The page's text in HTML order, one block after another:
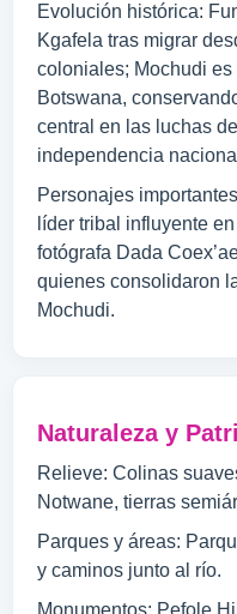
Evolución histórica:
Kgafela tras migrar
coloniales; Mochudi
Botswana,
central en las luchas
independencia
Personajes
líder tribal influyente
fotógrafa Dada
quienes consolidaron
Mochudi.
Naturaleza y
Relieve: Colinas
Notwane, tierras
Parques y áreas:
y caminos junto al río.
Monumentos: Pefole